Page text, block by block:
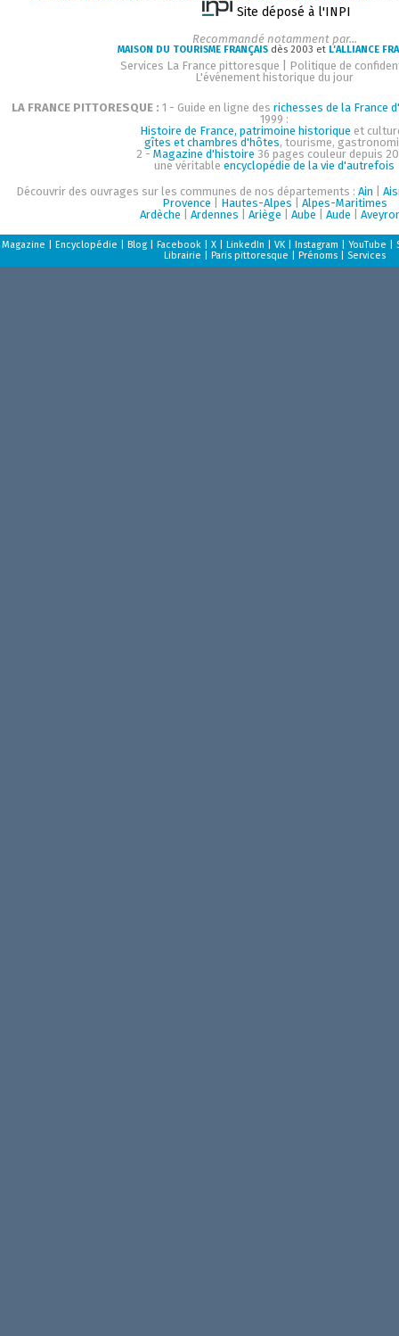
Site déposé à l'INPI
Recommandé notamment par...
MAISON DU TOURISME FRANÇAISdès 2003 et L'ALLIANCE
Services La France pittoresque
Politique de
L'événement historique du jour
LA FRANCE PITTORESQUE : 1 - Guide en ligne des richesses de la France
1999 :
Histoire de France, patrimoine historique et
gîtes et chambres d'hôtes, tourisme,
2 - Magazine d'histoire 36 pages couleur depuis
une véritable encyclopédie de la vie d'autrefois
Découvrir des ouvrages sur les communes de nos départements : Ain
Provence
Hautes-Alpes
Alpes-Maritimes
Ardèche
Ardennes Ariège Aube Aude
Magazine Encyclopédie Blog| Facebook| X| LinkedIn VK| Instagram YouTube
Librairie
Paris pittoresque Prénoms| Services